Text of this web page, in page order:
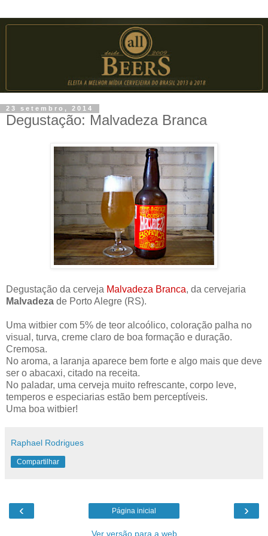
23 setembro, 2014
Degustação: Malvadeza Branca
Degustação da cerveja Malvadeza Branca, da cervejaria
Malvadeza de Porto Alegre (RS).
Uma witbier com 5% de teor alcoólico, coloração palha no
visual, turva, creme claro de boa formação e duração.
Cremosa.
No aroma, a laranja aparece bem forte e algo mais que deve
ser o abacaxi, citado na receita.
No paladar, uma cerveja muito refrescante, corpo leve,
temperos e especiarias estão bem perceptíveis.
Uma boa witbier!
Raphael Rodrigues
Compartilhar
‹ ›
Página inicial
Ver versão para a web